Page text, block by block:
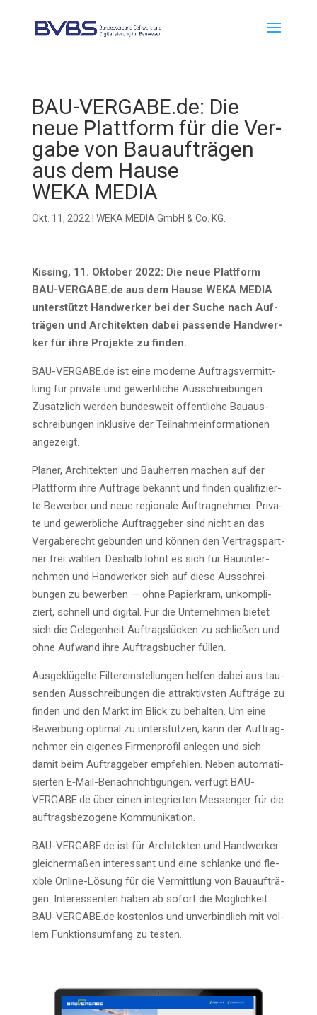
BAU-VERGABE.de: Die
neue Platt­form für die Ver­
ga­be von Bau­auf­trä­gen
aus dem Hau­se
WEKA MEDIA
Okt. 11, 2022 WEKA MEDIA GmbH & Co. KG.
Kis­sing, 11. Okto­ber 2022: Die neue Platt­form
BAU-VERGABE.de aus dem Hau­se WEKA MEDIA
unter­stützt Hand­wer­ker bei der Suche nach Auf­
trä­gen und Archi­tek­ten dabei pas­sen­de Hand­wer­
ker für ihre Pro­jek­te zu finden.
BAU-VERGABE.de ist eine moder­ne Auf­trags­ver­mitt­
lung für pri­va­te und gewerb­li­che Aus­schrei­bun­gen.
Zusätz­lich wer­den bun­des­weit öffent­li­che Bau­aus­
schrei­bun­gen inklu­si­ve der Teil­nah­me­infor­ma­tio­nen
angezeigt.
Pla­ner, Archi­tek­ten und Bau­her­ren machen auf der
Platt­form ihre Auf­trä­ge bekannt und fin­den qua­li­fi­zier­
te Bewer­ber und neue regio­na­le Auf­trag­neh­mer. Pri­va­
te und gewerb­li­che Auf­trag­ge­ber sind nicht an das
Ver­ga­be­recht gebun­den und kön­nen den Ver­trags­part­
ner frei wäh­len. Des­halb lohnt es sich für Bau­un­ter­
neh­men und Hand­wer­ker sich auf die­se Aus­schrei­
bun­gen zu bewer­ben — ohne Papier­kram, unkom­pli­
ziert, schnell und digi­tal. Für die Unter­neh­men bie­tet
sich die Gele­gen­heit Auf­trags­lü­cken zu schlie­ßen und
ohne Auf­wand ihre Auf­trags­bü­cher füllen.
Aus­ge­klü­gel­te Fil­ter­ein­stel­lun­gen hel­fen dabei aus tau­
sen­den Aus­schrei­bun­gen die attrak­tivs­ten Auf­trä­ge zu
fin­den und den Markt im Blick zu behal­ten. Um eine
Bewer­bung opti­mal zu unter­stüt­zen, kann der Auf­trag­
neh­mer ein eige­nes Fir­men­pro­fil anle­gen und sich
damit beim Auf­trag­ge­ber emp­feh­len. Neben auto­ma­ti­
sier­ten E‑Mail-Benach­rich­ti­gun­gen, ver­fügt BAU-
VERGABE.de über einen inte­grier­ten Mes­sen­ger für die
auf­trags­be­zo­ge­ne Kommunikation.
BAU-VERGABE.de ist für Archi­tek­ten und Hand­wer­ker
glei­cher­ma­ßen inter­es­sant und eine schlan­ke und fle­
xi­ble Online-Lösung für die Ver­mitt­lung von Bau­auf­trä­
gen. Inter­es­sen­ten haben ab sofort die Mög­lich­keit
BAU-VERGABE.de kos­ten­los und unver­bind­lich mit vol­
lem Funk­ti­ons­um­fang zu testen.